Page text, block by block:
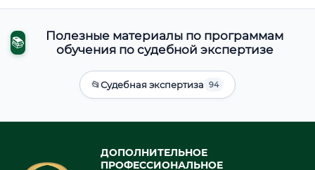
📚
Полезные материалы по программам
обучения по судебной экспертизе
📂Судебная экспертиза 94
ДОПОЛНИТЕЛЬНОЕ
ПРОФЕССИОНАЛЬНОЕ